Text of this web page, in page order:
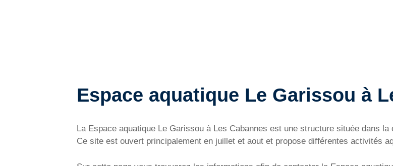
Espace aquatique Le Garissou à
La Espace aquatique Le Garissou à Les Cabannes est une structure située dans
Ce site est ouvert principalement en juillet et aout et propose différentes activités